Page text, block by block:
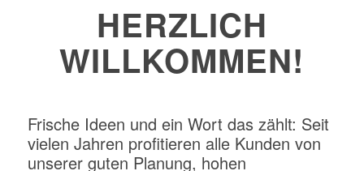
HERZLICH
WILLKOMMEN!
Frische Ideen und ein Wort das zählt: Seit
vielen Jahren profitieren alle Kunden von
unserer guten Planung, hohen